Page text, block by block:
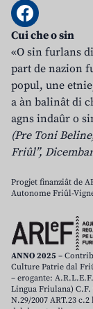
Cui che o sin
«O sin furlans
part de nazion
popul, une
a àn balinât di
agns indaûr o
(Pre Toni
Friûl”,
Progjet finanziât de
Autonome Friûl-
ANNO 2025 –
Culture Patrie dal
– erogante:
Lingua Friulana) C.F.
N.29/2007 ART.23 c.2